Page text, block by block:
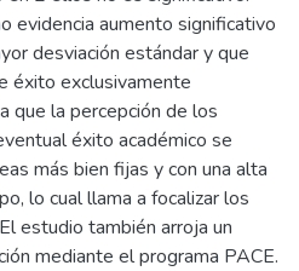
evidencia aumento significativo
desviación estándar y que
éxito exclusivamente
que la percepción de los
éxito académico se
más bien fijas y con una alta
lo cual llama a focalizar los
estudio también arroja un
mediante el programa PACE.